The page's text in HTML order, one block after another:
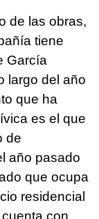
de las obras,
tiene
García
largo del año
que ha
es el que
de
año pasado
que ocupa
residencial